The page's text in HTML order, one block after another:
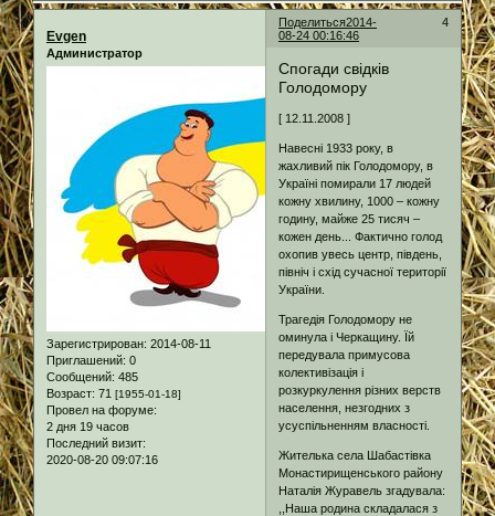
Поделиться 4
2014-
08-24 00:16:46
Evgen
Администратор
Зарегистрирован: 2014-08-11
Приглашений: 0
Сообщений: 485
Возраст: 71 [1955-01-18]
Провел на форуме:
2 дня 19 часов
Последний визит:
2020-08-20 09:07:16
Спогади свідків
Голодомору
[ 12.11.2008 ]
Навесні 1933 року, в
жахливий пік Голодомору, в
Україні помирали 17 людей
кожну хвилину, 1000 – кожну
годину, майже 25 тисяч –
кожен день... Фактично голод
охопив увесь центр, південь,
північ і схід сучасної території
України.
Трагедія Голодомору не
оминула і Черкащину. Їй
передувала примусова
колективізація і
розкуркулення різних верств
населення, незгодних з
усуспільненням власності.
Жителька села Шабастівка
Монастирищенського району
Наталія Журавель згадувала:
,,Наша родина складалася з